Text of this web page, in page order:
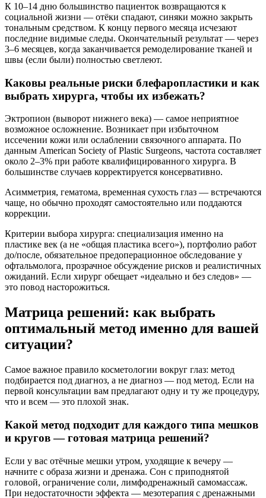
К 10–14 дню большинство пациенток возвращаются к
социальной жизни — отёки спадают, синяки можно закрыть
тональным средством. К концу первого месяца исчезают
последние видимые следы. Окончательный результат — через
3–6 месяцев, когда заканчивается ремоделирование тканей и
швы (если были) полностью светлеют.
Каковы реальные риски блефаропластики и как
выбрать хирурга, чтобы их избежать?
Эктропион (выворот нижнего века) — самое неприятное
возможное осложнение. Возникает при избыточном
иссечении кожи или ослаблении связочного аппарата. По
данным American Society of Plastic Surgeons, частота составляет
около 2–3% при работе квалифицированного хирурга. В
большинстве случаев корректируется консервативно.
Асимметрия, гематома, временная сухость глаз — встречаются
чаще, но обычно проходят самостоятельно или поддаются
коррекции.
Критерии выбора хирурга: специализация именно на
пластике век (а не «общая пластика всего»), портфолио работ
до/после, обязательное предоперационное обследование у
офтальмолога, прозрачное обсуждение рисков и реалистичных
ожиданий. Если хирург обещает «идеально и без следов» —
это повод насторожиться.
Матрица решений: как выбрать
оптимальный метод именно для вашей
ситуации?
Самое важное правило косметологии вокруг глаз: метод
подбирается под диагноз, а не диагноз — под метод. Если на
первой консультации вам предлагают одну и ту же процедуру,
что и всем — это плохой знак.
Какой метод подходит для каждого типа мешков
и кругов — готовая матрица решений?
Если у вас отёчные мешки утром, уходящие к вечеру —
начните с образа жизни и дренажа. Сон с приподнятой
головой, ограничение соли, лимфодренажный самомассаж.
При недостаточности эффекта — мезотерапия с дренажными